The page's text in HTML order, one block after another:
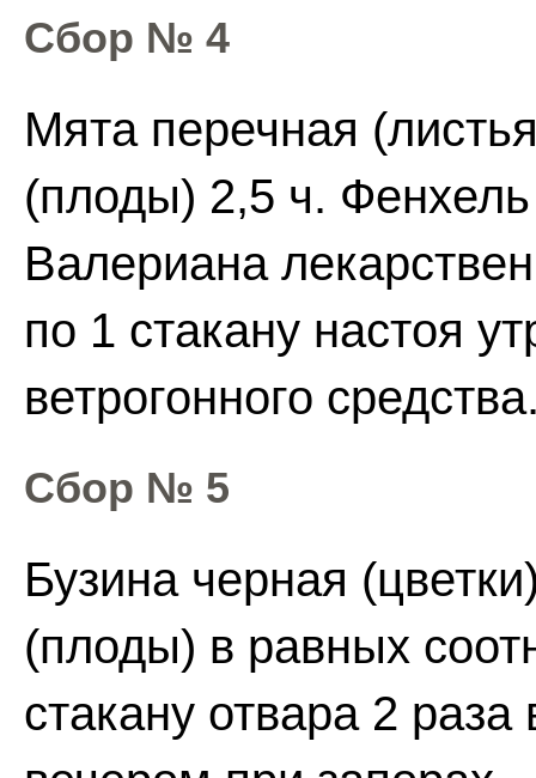
Сбор № 4
Мята перечная
(плоды) 2,5 ч.
Валериана
по 1 стакану настоя
ветрогонного
Сбор № 5
Бузина черная
(плоды) в равных
стакану отвара 2